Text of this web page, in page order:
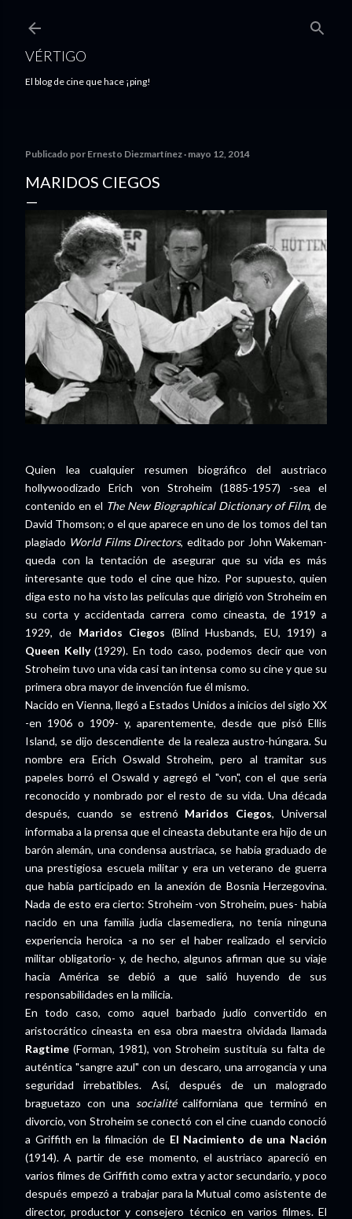
VÉRTIGO
El blog de cine que hace ¡ping!
Publicado por Ernesto Diezmartínez mayo 12, 2014
MARIDOS CIEGOS
Quien lea cualquier resumen biográfico del austriaco
hollywoodizado Erich von Stroheim (1885-1957) -sea el
contenido en el The New Biographical Dictionary of Film, de
David Thomson; o el que aparece en uno de los tomos del tan
plagiado World Films Directors, editado por John Wakeman-
queda con la tentación de asegurar que su vida es más
interesante que todo el cine que hizo. Por supuesto, quien
diga esto no ha visto las películas que dirigió von Stroheim en
su corta y accidentada carrera como cineasta, de 1919 a
1929, de Maridos Ciegos (Blind Husbands, EU, 1919) a
Queen Kelly(1929). En todo caso, podemos decir que von
Stroheim tuvo una vida casi tan intensa como su cine y que su
primera obra mayor de invención fue él mismo.
Nacido en Vienna, llegó a Estados Unidos a inicios del siglo XX
-en 1906 o 1909- y, aparentemente, desde que pisó Ellis
Island, se dijo descendiente de la realeza austro-húngara. Su
nombre era Erich Oswald Stroheim, pero al tramitar sus
papeles borró el Oswald y agregó el "von", con el que sería
reconocido y nombrado por el resto de su vida. Una década
después, cuando se estrenó Maridos Ciegos, Universal
informaba a la prensa que el cineasta debutante era hijo de un
barón alemán, una condensa austriaca, se había graduado de
una prestigiosa escuela militar y era un veterano de guerra
que había participado en la anexión de Bosnia Herzegovina.
Nada de esto era cierto: Stroheim -von Stroheim, pues- había
nacido en una familia judía clasemediera, no tenía ninguna
experiencia heroica -a no ser el haber realizado el servicio
militar obligatorio- y, de hecho, algunos afirman que su viaje
hacia América se debió a que salió huyendo de sus
responsabilidades en la milicia.
En todo caso, como aquel barbado judío convertido en
aristocrático cineasta en esa obra maestra olvidada llamada
Ragtime (Forman, 1981), von Stroheim sustituía su falta de
auténtica "sangre azul" con un descaro, una arrogancia y una
seguridad irrebatibles. Así, después de un malogrado
braguetazo con una socialitécaliforniana que terminó en
divorcio, von Stroheim se conectó con el cine cuando conoció
a Griffith en la filmación de El Nacimiento de una Nación
(1914). A partir de ese momento, el austriaco apareció en
varios filmes de Griffith como extra y actor secundario, y poco
después empezó a trabajar para la Mutual como asistente de
director, productor y consejero técnico en varios filmes. El